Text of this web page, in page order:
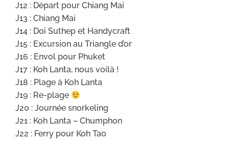
J12 : Départ pour Chiang Mai
J13 : Chiang Mai
J14 : Doi Suthep et Handycraft
J15 : Excursion au Triangle d’or
J16 : Envol pour Phuket
J17 : Koh Lanta, nous voilà !
J18 : Plage à Koh Lanta
J19 : Re-plage
J20 : Journée snorkeling
J21 : Koh Lanta – Chumphon
J22 : Ferry pour Koh Tao